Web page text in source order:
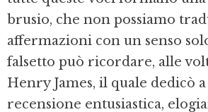
brusio, che non possiamo
affermazioni con un senso
falsetto può ricordare, alle
Henry James, il quale dedicò
recensione entusiastica,